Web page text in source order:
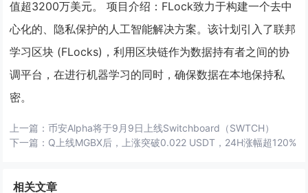
值超3200万美元。 项目介绍：FLock致力于构建一个去中
心化的、隐私保护的人工智能解决方案。该计划引入了联邦
学习区块 (FLocks)，利用区块链作为数据持有者之间的协
调平台，在进行机器学习的同时，确保数据在本地保持私
密。
上一篇：币安Alpha将于9月9日上线Switchboard（SWTCH）
下一篇： Q上线MGBX后，上涨突破0.022 USDT，24H涨幅超120%
相关文章